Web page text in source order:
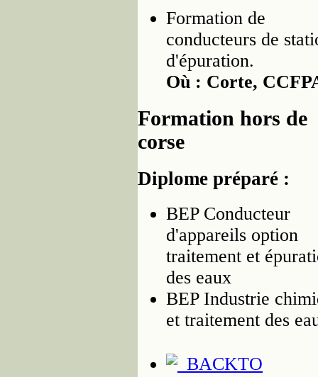
Formation de
conducteurs de
d'épuration.
Où : Corte,
Formation hors de
corse
Diplome préparé :
BEP Conducteur
d'appareils option
traitement et
des eaux
BEP Industrie
et traitement des